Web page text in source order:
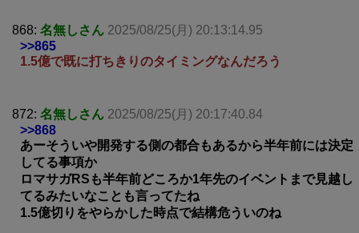
868: 名無しさん 2025/08/25(月) 20:13:14.95
>>865
1.5億で既に打ちきりのタイミングなんだろう
872: 名無しさん 2025/08/25(月) 20:17:40.84
>>868
あーそういや開発する側の都合もあるから半年前には決定
してる事項か
ロマサガRSも半年前どころか1年先のイベントまで見越し
てるみたいなことも言ってたね
1.5億切りをやらかした時点で結構危ういのね